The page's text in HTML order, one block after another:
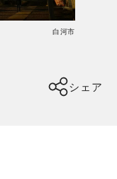
白河市
シェア